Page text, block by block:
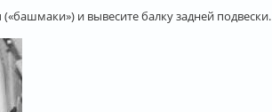
и вывесите балку задней подвески.